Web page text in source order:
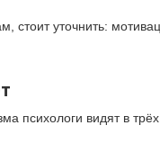
стоит уточнить:
психологи видят в